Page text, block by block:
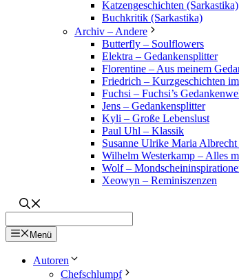
Katzengeschichten (Sarkastika)
Buchkritik (Sarkastika)
Archiv – Andere
Butterfly – Soulflowers
Elektra – Gedankensplitter
Florentine – Aus meinem
Friedrich – Kurzgeschichten
Fuchsi – Fuchsi’s
Jens – Gedankensplitter
Kyli – Große Lebenslust
Paul Uhl – Klassik
Susanne Ulrike Maria
Wilhelm Westerkamp – Alles
Wolf –
Xeowyn – Reminiszenzen
Menü
Autoren
Chefschlumpf